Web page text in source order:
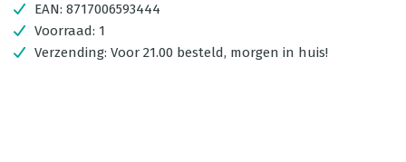
EAN: 8717006593444
Voorraad: 1
Verzending: Voor 21.00 besteld, morgen in huis!